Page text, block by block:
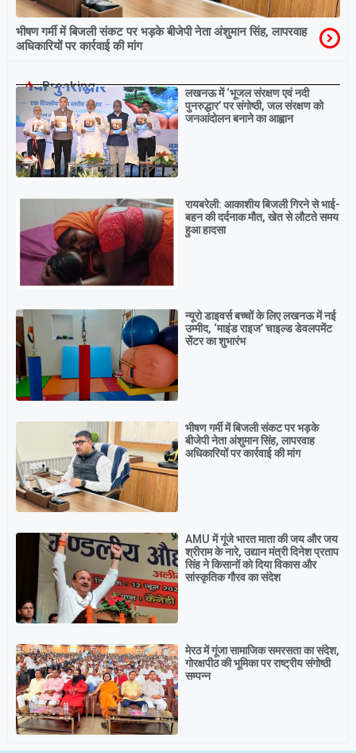
भीषण गर्मी में बिजली संकट पर भड़के बीजेपी नेता अंशुमान सिंह, लापरवाह
अधिकारियों पर कार्रवाई की मांग
Breaking
लखनऊ में ‘भूजल संरक्षण एवं नदी
पुनरुद्धार’ पर संगोष्ठी, जल संरक्षण को
जनआंदोलन बनाने का आह्वान
रायबरेली: आकाशीय बिजली गिरने से भाई-
बहन की दर्दनाक मौत, खेत से लौटते समय
हुआ हादसा
न्यूरो डाइवर्स बच्चों के लिए लखनऊ में नई
उम्मीद, ‘माइंड राइज’ चाइल्ड डेवलपमेंट
सेंटर का शुभारंभ
भीषण गर्मी में बिजली संकट पर भड़के
बीजेपी नेता अंशुमान सिंह, लापरवाह
अधिकारियों पर कार्रवाई की मांग
AMU में गूंजे भारत माता की जय और जय
श्रीराम के नारे, उद्यान मंत्री दिनेश प्रताप
सिंह ने किसानों को दिया विकास और
सांस्कृतिक गौरव का संदेश
मेरठ में गूंजा सामाजिक समरसता का संदेश,
गोरक्षपीठ की भूमिका पर राष्ट्रीय संगोष्ठी
सम्पन्न